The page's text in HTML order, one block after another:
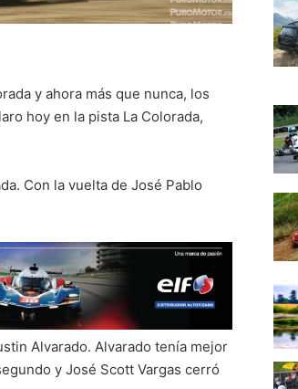
y ahora más que nunca, los
hoy en la pista La Colorada,
Con la vuelta de José Pablo
Alvarado. Alvarado tenía mejor
y José Scott Vargas cerró